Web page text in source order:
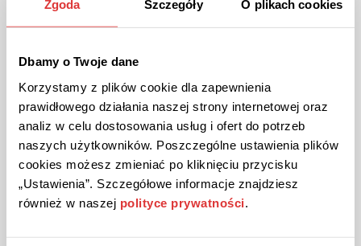
Zgoda Szczegóły O plikach cookies
Dbamy o Twoje dane
Korzystamy z plików cookie dla zapewnienia
prawidłowego działania naszej strony internetowej oraz
analiz w celu dostosowania usług i ofert do potrzeb
naszych użytkowników. Poszczególne ustawienia plików
cookies możesz zmieniać po kliknięciu przycisku
„Ustawienia”. Szczegółowe informacje znajdziesz
również w naszej polityce prywatności
ZOBACZ PROMOCJĘ
Kupon ważny do odwołania 15